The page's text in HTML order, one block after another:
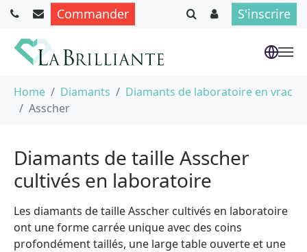
Commander S'inscrire
Home Diamants
Diamants de laboratoire en vrac
Asscher
Diamants de taille Asscher
cultivés en laboratoire
Les diamants de taille Asscher cultivés en laboratoire
ont une forme carrée unique avec des coins
profondément taillés, une large table ouverte et une